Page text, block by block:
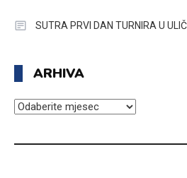
SUTRA PRVI DAN TURNIRA U
ARHIVA
ARHIVA